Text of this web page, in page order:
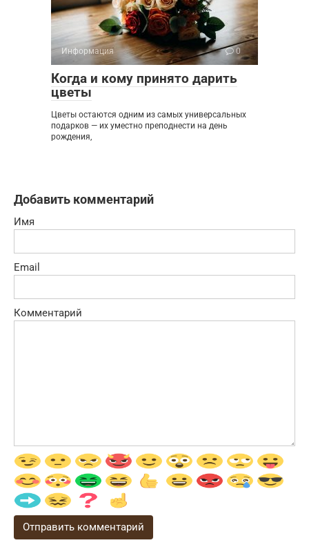
Информация 0
Когда и кому принято дарить
цветы
Цветы остаются одним из самых универсальных
подарков — их уместно преподнести на день
рождения,
Добавить комментарий
Имя
Email
Комментарий